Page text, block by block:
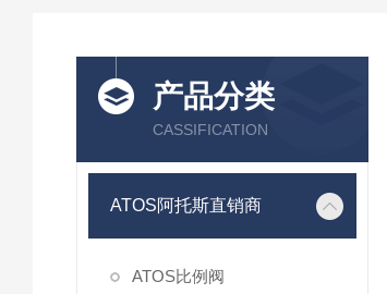
产品分类
CASSIFICATION
ATOS阿托斯直销商
ATOS比例阀